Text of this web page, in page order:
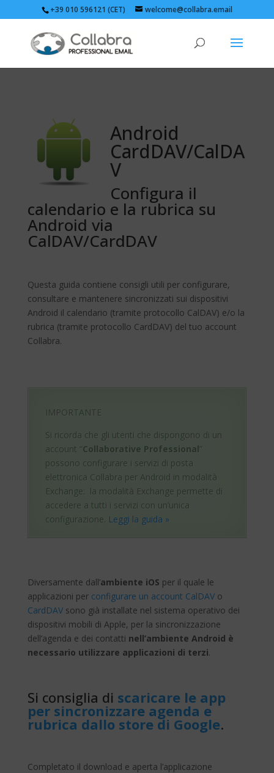
+39 010 596121 (CET) welcome@collabra.email
Android
CardDAV/CalDA
V
Configura il
calendario e la rubrica su
Android via
CalDAV/CardDAV
Questa guida contiene consigli utili per configurare,
consultare e mantenere sincronizzati sui dispositivi
Android il calendario (tramite protocollo CalDAV) e/o la
rubrica (tramite protocollo CardDAV) del tuo account
Collabra.
IMPORTANTE
Si ricorda che gli utenti che dispongono di un
account “Collaborative Professional”
possono configurare i servizi di posta
elettronica Collabra per Android in modalità
Exchange: la modalità Exchange permette di
accedere a tutti i servizi con un’unica
configurazione. Leggi la guida »
Diversamente dall’ambiente iOS per il quale le
applicazioni perconfigurare un account CalDAVo
CardDAVsono già installate nel sistema operativo dei
dispositivi mobili di Apple, per la sincronizzazione
dell’agenda e dei contatti nell’ambiente Android è
necessario utilizzare applicazioni di terzi.
Si consiglia di scaricare le app
per sincronizzare agenda e
rubrica dallo store di Google.
Completato il download e aperta l’applicazione